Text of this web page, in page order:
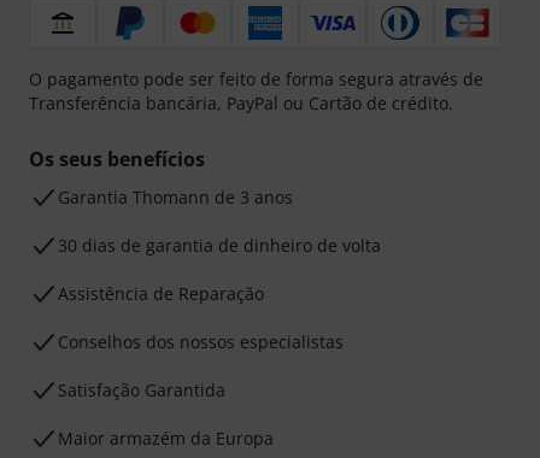
O pagamento pode ser feito de forma segura através de
Transferência bancária, PayPal ou Cartão de crédito.
Os seus benefícios
Garantia Thomann de 3 anos
30 dias de garantia de dinheiro de volta
Assistência de Reparação
Conselhos dos nossos especialistas
Satisfação Garantida
Maior armazém da Europa